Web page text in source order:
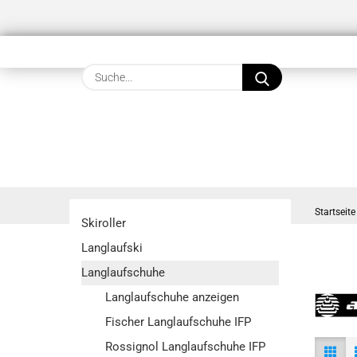
Suche...
Startseite
Skiroller
Langlaufski
Langlaufschuhe
Langlaufschuhe anzeigen
Fischer Langlaufschuhe IFP
Rossignol Langlaufschuhe IFP